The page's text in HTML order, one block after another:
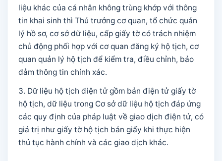
liệu khác của cá nhân không trùng khớp với thông
tin khai sinh thì Thủ trưởng cơ quan, tổ chức quản
lý hồ sơ, cơ sở dữ liệu, cấp giấy tờ có trách nhiệm
chủ động phối hợp với cơ quan đăng ký hộ tịch, cơ
quan quản lý hộ tịch để kiểm tra, điều chỉnh, bảo
đảm thông tin chính xác.
3. Dữ liệu hộ tịch điện tử gồm bản điện tử giấy tờ
hộ tịch, dữ liệu trong Cơ sở dữ liệu hộ tịch đáp ứng
các quy định của pháp luật về giao dịch điện tử, có
giá trị như giấy tờ hộ tịch bản giấy khi thực hiện
thủ tục hành chính và các giao dịch khác.